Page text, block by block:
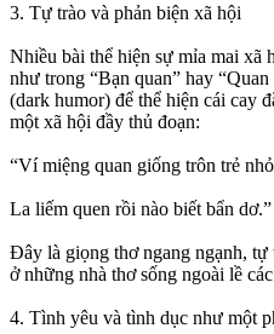
3. Tự trào và phản biện xã hội
Nhiều bài thể hiện sự mỉa mai xã
như trong “Bạn quan” hay
(dark humor) để thể hiện cái cay
một xã hội đầy thủ đoạn:
“Ví miệng quan giống trôn trẻ nhỏ
La liếm quen rồi nào biết bẩn dơ.”
Đây là giọng thơ ngang ngạnh,
ở những nhà thơ sống ngoài lề
4. Tình yêu và tình dục như một